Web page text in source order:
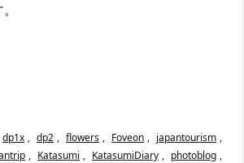
dp1x , dp2 , flowers , Foveon , japantourism ,
, Katasumi , KatasumiDiary , photoblog ,